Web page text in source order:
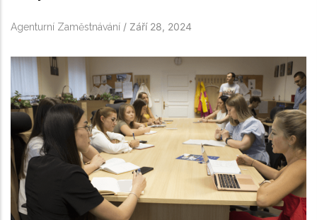
Agenturní Zaměstnávání / Září 28, 2024